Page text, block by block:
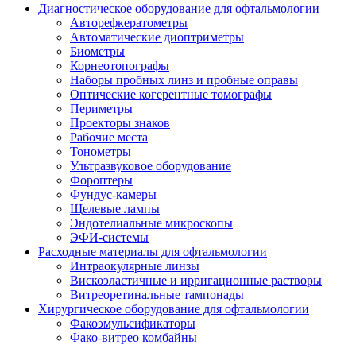
Диагностическое оборудование для офтальмологии
Авторефкератометры
Автоматические диоптриметры
Биометры
Корнеотопографы
Наборы пробных линз и пробные оправы
Оптические когерентные томографы
Периметры
Проекторы знаков
Рабочие места
Тонометры
Ультразвуковое оборудование
Фороптеры
Фундус-камеры
Щелевые лампы
Эндотелиальные микроскопы
ЭФИ-системы
Расходные материалы для офтальмологии
Интраокулярные линзы
Вискоэластичные и ирригационные растворы
Витреоретинальные тампонады
Хирургическое оборудование для офтальмологии
Факоэмульсификаторы
Фако-витрео комбайны